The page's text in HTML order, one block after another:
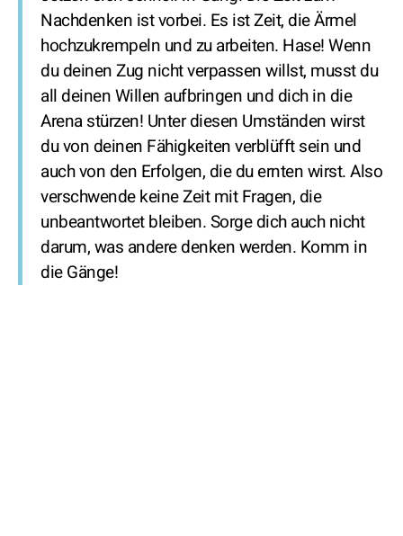
Nachdenken ist vorbei. Es ist Zeit, die Ärmel
hochzukrempeln und zu arbeiten. Hase! Wenn
du deinen Zug nicht verpassen willst, musst du
all deinen Willen aufbringen und dich in die
Arena stürzen! Unter diesen Umständen wirst
du von deinen Fähigkeiten verblüfft sein und
auch von den Erfolgen, die du ernten wirst. Also
verschwende keine Zeit mit Fragen, die
unbeantwortet bleiben. Sorge dich auch nicht
darum, was andere denken werden. Komm in
die Gänge!